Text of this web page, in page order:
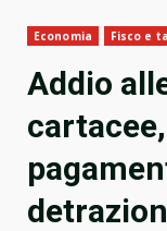
Economia Fisco e
Addio